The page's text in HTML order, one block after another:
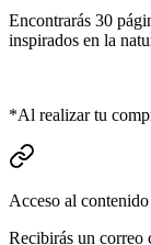
Encontrarás 30
inspirados en la
*Al realizar tu
Acceso al contenido
Recibirás un correo